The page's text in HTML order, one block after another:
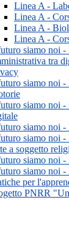
Linea A -
Linea A -
Linea A -
Linea A -
siamo noi
tra
siamo noi -
siamo noi -
siamo noi -
siamo noi -
a soggetto
siamo noi -
siamo noi -
per
PNRR